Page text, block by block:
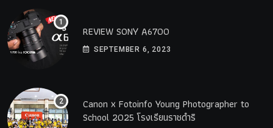
REVIEW SONY A6700
SEPTEMBER 6, 2023
Canon x Fotoinfo​ Young​ Photographer to
School 2025 โรงเรียนราชดำริ